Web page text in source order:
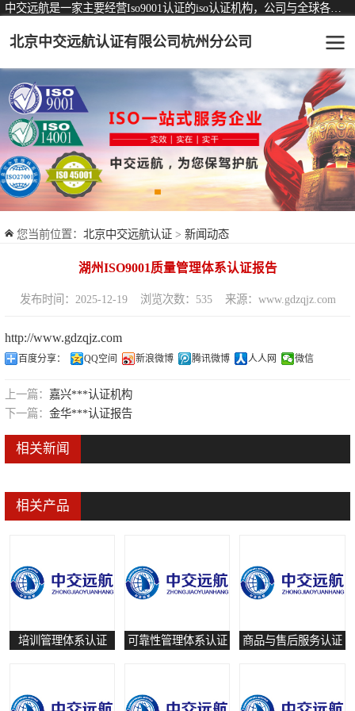
北京中交远航认证有限公司杭州分公司
您当前位置： 北京中交远航认证 > 新闻动态
湖州ISO9001质量管理体系认证报告
发布时间：2025-12-19 浏览次数：535 来源：www.gdzqjz.com
http://www.gdzqjz.com
百度分享： QQ空间 新浪微博 腾讯微博 人人网 微信
上一篇： 嘉兴***认证机构
下一篇： 金华***认证报告
相关新闻
相关产品
培训管理体系认证 可靠性管理体系认证 商品与售后服务认证
认证服务 可从事认证业务一览表
ISO9001质量管理体系认证
ISO14001环境管理体系认证
ISO45001职业健康安全管理体系认证
交通运输服务认证
ISO27001信息安全管理体系认证